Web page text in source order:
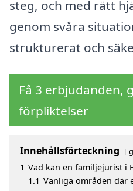
steg, och med rätt
genom svåra
strukturerat och
Få 3 erbjudanden,
förpliktelser
Innehållsförteckning
1 Vad kan en familjejurist i
1.1 Vanliga områden där